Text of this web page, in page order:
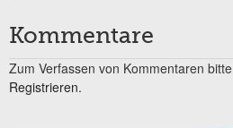
Kommentare
Zum Verfassen von Kommentaren bitte
Registrieren.